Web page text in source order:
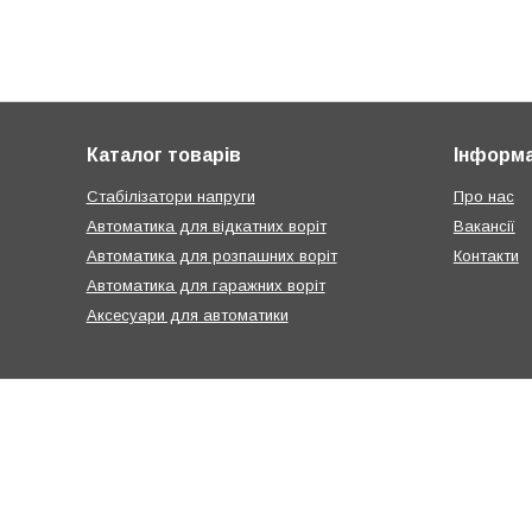
Каталог товарів
Стабілізатори напруги
Автоматика для відкатних воріт
Автоматика для розпашних воріт
Автоматика для гаражних воріт
Аксесуари для автоматики
Про нас
Вакансії
Контакти